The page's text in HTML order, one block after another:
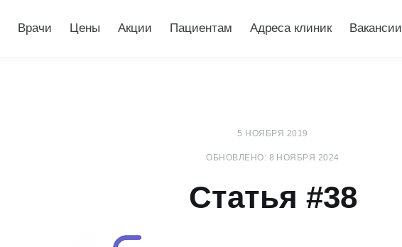
Врачи Цены Акции Пациентам Адреса клиник Вакансии
5 НОЯБРЯ 2019
ОБНОВЛЕНО: 8 НОЯБРЯ 2024
Статья #38